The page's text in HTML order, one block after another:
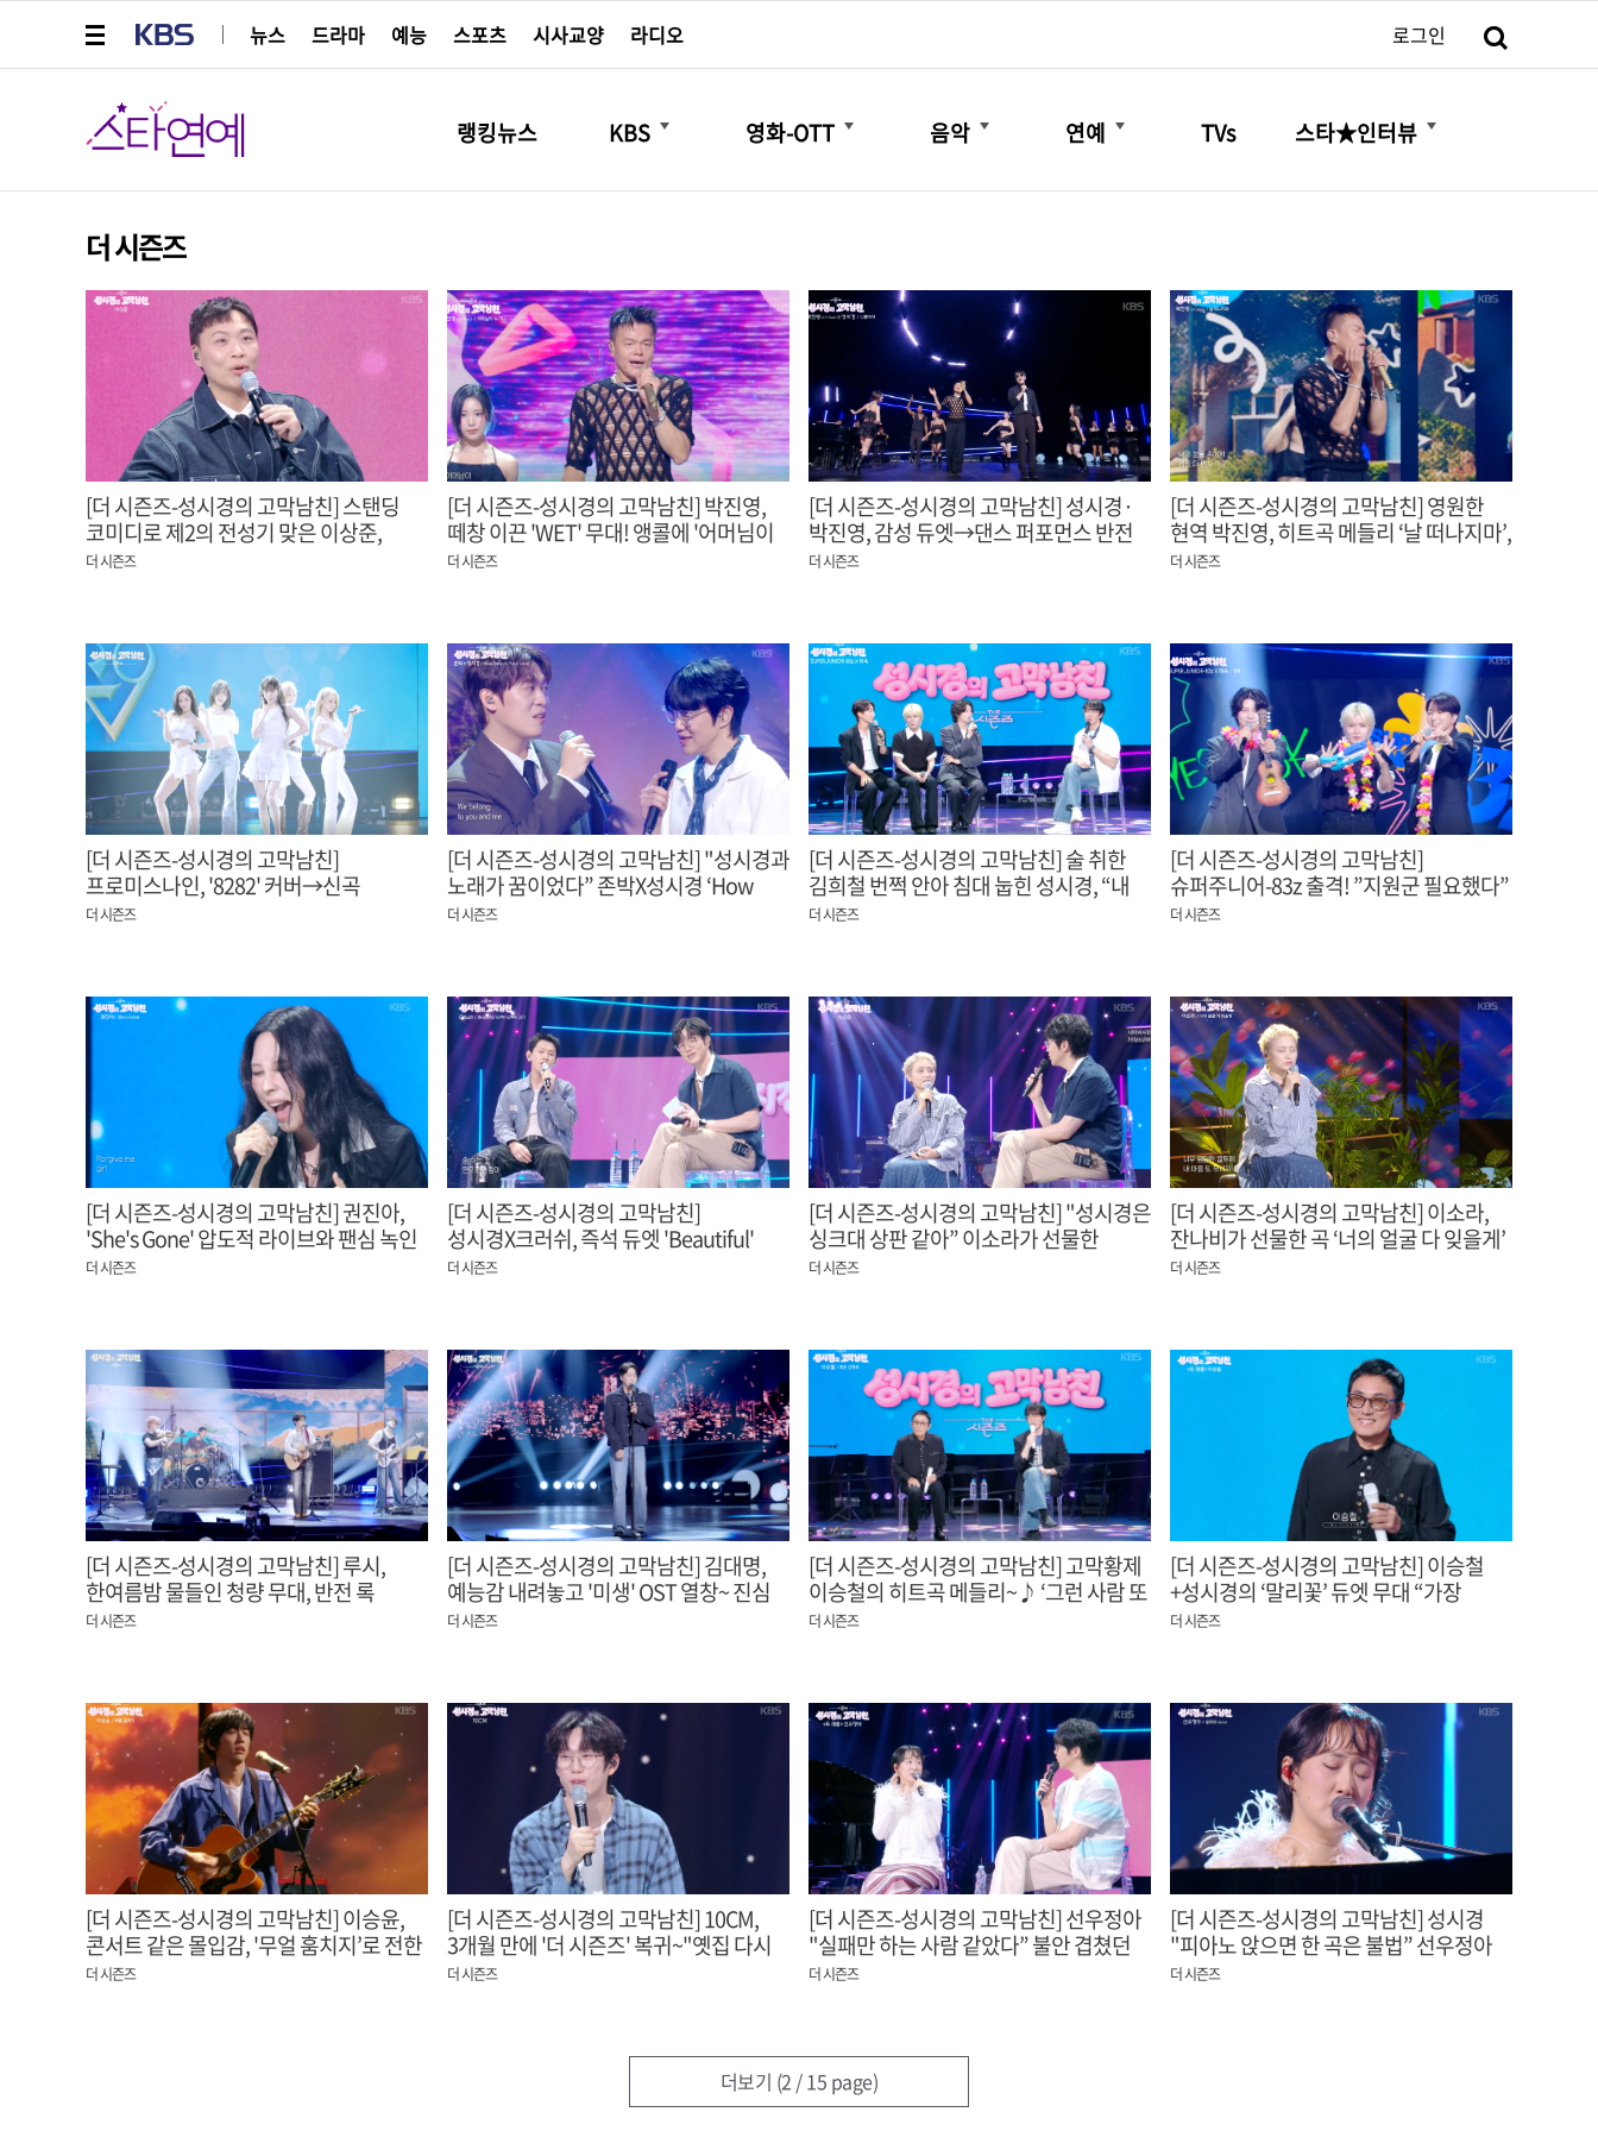
뉴스
드라마 예능 스포츠 시사교양 라디오 로그인
스타연예
랭킹뉴스 KBS
더보기
영화-OTT
더보기
음악
더보기
연예
더보기
TVs 스타★인터뷰
더보기
더 시즌즈
[더 시즌즈-성시경의 고막남친] 스탠딩
코미디로 제2의 전성기 맞은 이상준,
"고척돔 단독 쇼 목표"
더 시즌즈
[더 시즌즈-성시경의 고막남친] 박진영,
떼창 이끈 'WET' 무대! 앵콜에 '어머님이
누구니' 화답
더 시즌즈
[더 시즌즈-성시경의 고막남친] 성시경·
박진영, 감성 듀엣→댄스 퍼포먼스 반전
무대에 객석 열광!
더 시즌즈
[더 시즌즈-성시경의 고막남친] 영원한
현역 박진영, 히트곡 메들리 ‘날 떠나지마’,
'그녀는 예뻤다’ 레전드의 저력
더 시즌즈
[더 시즌즈-성시경의 고막남친]
프로미스나인, '8282' 커버→신곡
‘Vitamin ME’까지~ 청량 여름밤 완성!
더 시즌즈
[더 시즌즈-성시경의 고막남친] "성시경과
노래가 꿈이었다” 존박X성시경 ‘How
Deep Is Your Love’ 듀엣 무대
더 시즌즈
[더 시즌즈-성시경의 고막남친] 술 취한
김희철 번쩍 안아 침대 눕힌 성시경, “내
인생 마지막 공주님 안기"
더 시즌즈
[더 시즌즈-성시경의 고막남친]
슈퍼주니어-83z 출격! ”지원군 필요했다”
려욱과 함께한 20주년 무대
더 시즌즈
[더 시즌즈-성시경의 고막남친] 권진아,
'She's Gone' 압도적 라이브와 팬심 녹인
연준 ‘Ice Cream' 무대
더 시즌즈
[더 시즌즈-성시경의 고막남친]
성시경X크러쉬, 즉석 듀엣 'Beautiful'
완벽 하모니~★
더 시즌즈
[더 시즌즈-성시경의 고막남친] "성시경은
싱크대 상판 같아” 이소라가 선물한
성시경의 새 애칭
더 시즌즈
[더 시즌즈-성시경의 고막남친] 이소라,
잔나비가 선물한 곡 ‘너의 얼굴 다 잊을게’
"몇 번 안 불러본 노래"
더 시즌즈
[더 시즌즈-성시경의 고막남친] 루시,
한여름밤 물들인 청량 무대, 반전 록
사운드까지~ 이곳이 페스티벌~
더 시즌즈
[더 시즌즈-성시경의 고막남친] 김대명,
예능감 내려놓고 '미생' OST 열창~ 진심
담긴 무대
더 시즌즈
[더 시즌즈-성시경의 고막남친] 고막황제
이승철의 히트곡 메들리~♪ ‘그런 사람 또
없습니다’, ‘서쪽하늘’, ‘Never Ending
더 시즌즈
[더 시즌즈-성시경의 고막남친] 이승철
+성시경의 ‘말리꽃’ 듀엣 무대 “가장
섹시한 말리꽃” 이승철 극찬
더 시즌즈
[더 시즌즈-성시경의 고막남친] 이승윤,
콘서트 같은 몰입감, '무얼 훔치지’로 전한
깊은 울림
더 시즌즈
[더 시즌즈-성시경의 고막남친] 10CM,
3개월 만에 '더 시즌즈' 복귀~"옛집 다시
찾은 기분"
더 시즌즈
[더 시즌즈-성시경의 고막남친] 선우정아
"실패만 하는 사람 같았다” 불안 겹쳤던
심경 속 탄생한 ‘더 바라지도 않겠어
더 시즌즈
[더 시즌즈-성시경의 고막남친] 성시경
"피아노 앉으면 한 곡은 불법” 선우정아
‘살리네’ 앵콜 유도
더 시즌즈
더보기 (2 / 15 page)